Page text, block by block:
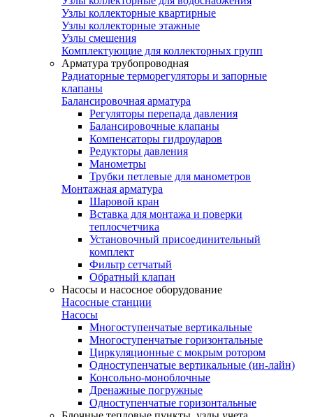
Узлы коллекторные квартирные
Узлы коллекторные этажные
Узлы смешения
Комплектующие для коллекторных групп
Арматура трубопроводная
Радиаторные терморегуляторы и запорные
клапаны
Балансировочная арматура
Регуляторы перепада давления
Балансировочные клапаны
Компенсаторы гидроударов
Редукторы давления
Манометры
Трубки петлевые для манометров
Монтажная арматура
Шаровой кран
Вставка для монтажа и поверки
теплосчетчика
Установочный присоединительный
комплект
Фильтр сетчатый
Обратный клапан
Насосы и насосное оборудование
Насосные станции
Насосы
Многоступенчатые вертикальные
Многоступенчатые горизонтальные
Циркуляционные с мокрым ротором
Одноступенчатые вертикальные (ин-лайн)
Консольно-моноблочные
Дренажные погружные
Одноступенчатые горизонтальные